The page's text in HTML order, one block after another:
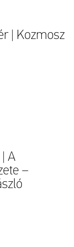
| Kozmosz
A
–